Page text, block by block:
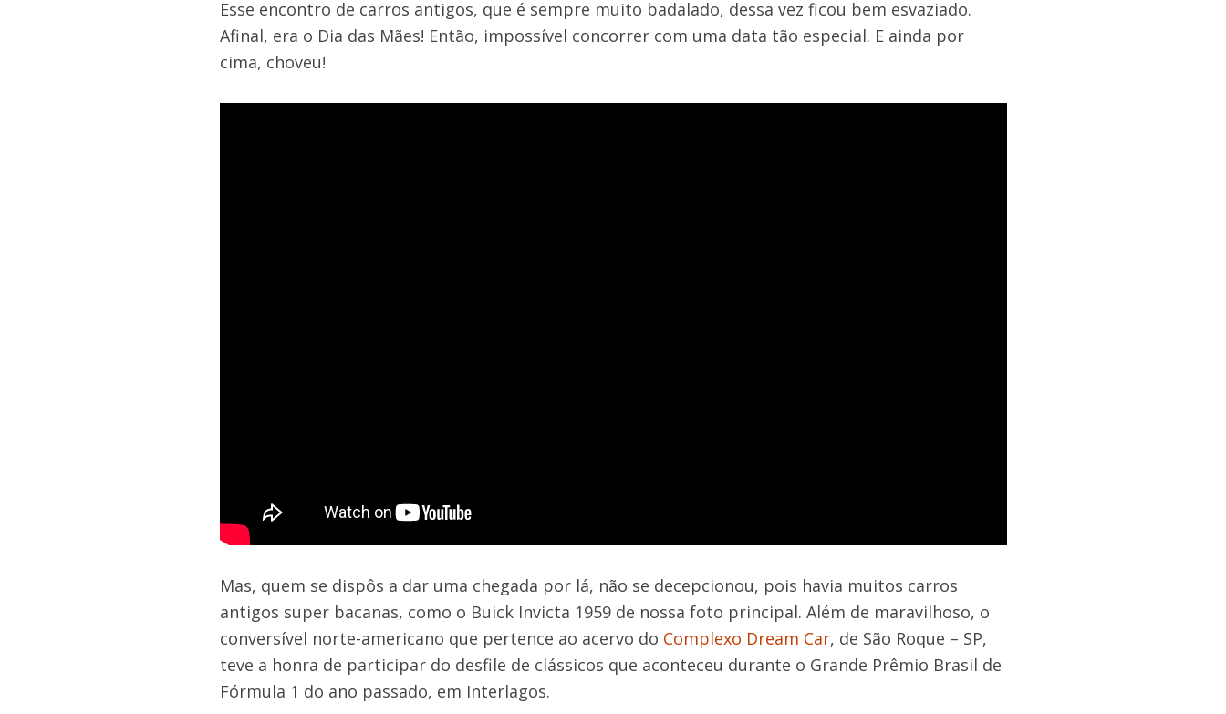
Esse encontro de carros antigos, que é sempre muito badalado, dessa vez ficou bem esvaziado.
Afinal, era o Dia das Mães! Então, impossível concorrer com uma data tão especial. E ainda por
cima, choveu!
Mas, quem se dispôs a dar uma chegada por lá, não se decepcionou, pois havia muitos carros
antigos super bacanas, como o Buick Invicta 1959 de nossa foto principal. Além de maravilhoso, o
conversível norte-americano que pertence ao acervo do Complexo Dream Car, de São Roque – SP,
teve a honra de participar do desfile de clássicos que aconteceu durante o Grande Prêmio Brasil de
Fórmula 1 do ano passado, em Interlagos.